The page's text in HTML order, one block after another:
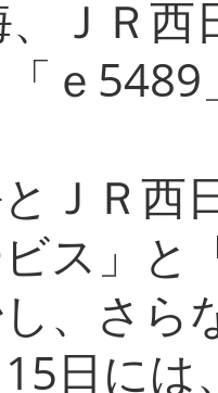
ＪＲ
ｅ
ＪＲ西
ビス」
、さら
日に